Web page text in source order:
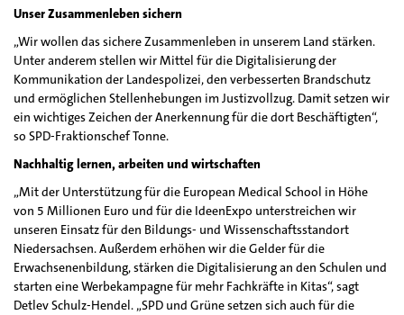
Unser Zusammenleben sichern
„Wir wollen das sichere Zusammenleben in unserem Land stärken.
Unter anderem stellen wir Mittel für die Digitalisierung der
Kommunikation der Landespolizei, den verbesserten Brandschutz
und ermöglichen Stellenhebungen im Justizvollzug. Damit setzen wir
ein wichtiges Zeichen der Anerkennung für die dort Beschäftigten“,
so SPD-Fraktionschef Tonne.
Nachhaltig lernen, arbeiten und wirtschaften
„Mit der Unterstützung für die European Medical School in Höhe
von 5 Millionen Euro und für die IdeenExpo unterstreichen wir
unseren Einsatz für den Bildungs- und Wissenschaftsstandort
Niedersachsen. Außerdem erhöhen wir die Gelder für die
Erwachsenenbildung, stärken die Digitalisierung an den Schulen und
starten eine Werbekampagne für mehr Fachkräfte in Kitas“, sagt
Detlev Schulz-Hendel. „SPD und Grüne setzen sich auch für die